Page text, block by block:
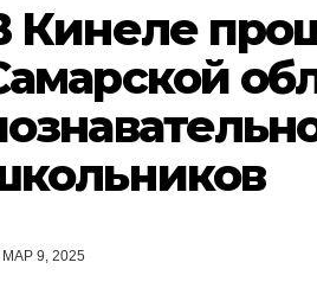
Кинеле
МАР 9, 2025